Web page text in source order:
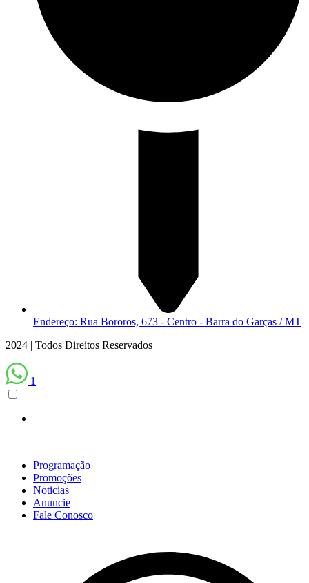
Endereço: Rua Bororos, 673 - Centro - Barra do Garças / MT
2024 | Todos Direitos Reservados
1
Programação
Promoções
Noticias
Anuncie
Fale Conosco